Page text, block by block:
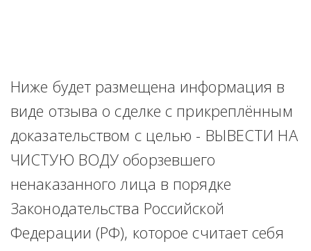
Ниже будет размещена информация в
виде отзыва о сделке с прикреплённым
доказательством с целью - ВЫВЕСТИ НА
ЧИСТУЮ ВОДУ оборзевшего
ненаказанного лица в порядке
Законодательства Российской
Федерации (РФ), которое считает себя